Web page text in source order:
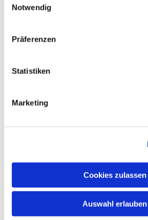
Notwendig
Präferenzen
Statistiken
Marketing
Cookies zulassen
Auswahl erlauben